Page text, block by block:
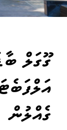
ގޫގަލް
ގެއްލުން